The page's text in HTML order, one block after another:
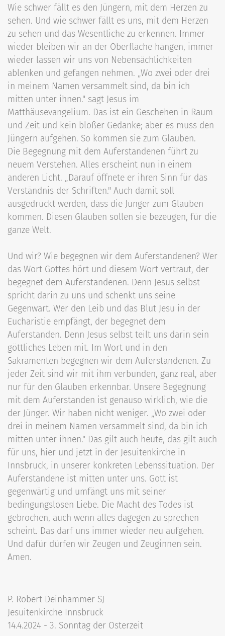
Wie schwer fällt es den Jüngern, mit dem Herzen zu
sehen. Und wie schwer fällt es uns, mit dem Herzen
zu sehen und das Wesentliche zu erkennen. Immer
wieder bleiben wir an der Oberfläche hängen, immer
wieder lassen wir uns von Nebensächlichkeiten
ablenken und gefangen nehmen. „Wo zwei oder drei
in meinem Namen versammelt sind, da bin ich
mitten unter ihnen." sagt Jesus im
Matthäusevangelium. Das ist ein Geschehen in Raum
und Zeit und kein bloßer Gedanke; aber es muss den
Jüngern aufgehen. So kommen sie zum Glauben.
Die Begegnung mit dem Auferstandenen führt zu
neuem Verstehen. Alles erscheint nun in einem
anderen Licht. „Darauf öffnete er ihren Sinn für das
Verständnis der Schriften." Auch damit soll
ausgedrückt werden, dass die Jünger zum Glauben
kommen. Diesen Glauben sollen sie bezeugen, für die
ganze Welt.
Und wir? Wie begegnen wir dem Auferstandenen? Wer
das Wort Gottes hört und diesem Wort vertraut, der
begegnet dem Auferstandenen. Denn Jesus selbst
spricht darin zu uns und schenkt uns seine
Gegenwart. Wer den Leib und das Blut Jesu in der
Eucharistie empfängt, der begegnet dem
Auferstanden. Denn Jesus selbst teilt uns darin sein
göttliches Leben mit. Im Wort und in den
Sakramenten begegnen wir dem Auferstandenen. Zu
jeder Zeit sind wir mit ihm verbunden, ganz real, aber
nur für den Glauben erkennbar. Unsere Begegnung
mit dem Auferstanden ist genauso wirklich, wie die
der Jünger. Wir haben nicht weniger. „Wo zwei oder
drei in meinem Namen versammelt sind, da bin ich
mitten unter ihnen." Das gilt auch heute, das gilt auch
für uns, hier und jetzt in der Jesuitenkirche in
Innsbruck, in unserer konkreten Lebenssituation. Der
Auferstandene ist mitten unter uns. Gott ist
gegenwärtig und umfängt uns mit seiner
bedingungslosen Liebe. Die Macht des Todes ist
gebrochen, auch wenn alles dagegen zu sprechen
scheint. Das darf uns immer wieder neu aufgehen.
Und dafür dürfen wir Zeugen und Zeuginnen sein.
Amen.
P. Robert Deinhammer SJ
Jesuitenkirche Innsbruck
14.4.2024 - 3. Sonntag der Osterzeit